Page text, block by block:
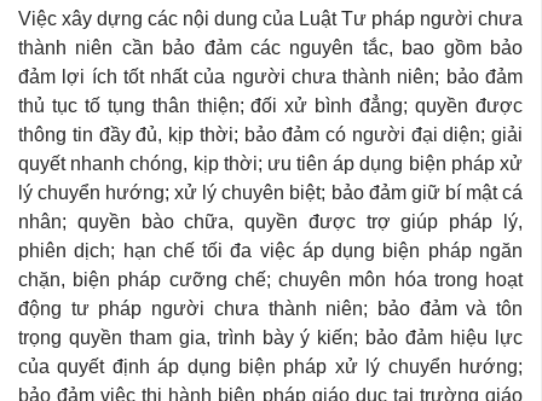
Việc xây dựng các nội dung của Luật Tư pháp người chưa
thành niên cần bảo đảm các nguyên tắc, bao gồm bảo
đảm lợi ích tốt nhất của người chưa thành niên; bảo đảm
thủ tục tố tụng thân thiện; đối xử bình đẳng; quyền được
thông tin đầy đủ, kịp thời; bảo đảm có người đại diện; giải
quyết nhanh chóng, kịp thời; ưu tiên áp dụng biện pháp xử
lý chuyển hướng; xử lý chuyên biệt; bảo đảm giữ bí mật cá
nhân; quyền bào chữa, quyền được trợ giúp pháp lý,
phiên dịch; hạn chế tối đa việc áp dụng biện pháp ngăn
chặn, biện pháp cưỡng chế; chuyên môn hóa trong hoạt
động tư pháp người chưa thành niên; bảo đảm và tôn
trọng quyền tham gia, trình bày ý kiến; bảo đảm hiệu lực
của quyết định áp dụng biện pháp xử lý chuyển hướng;
bảo đảm việc thi hành biện pháp giáo dục tại trường giáo